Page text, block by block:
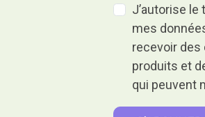
J’autorise
mes
recevoir
produits et
qui peuvent